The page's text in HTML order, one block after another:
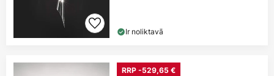
Ir noliktavā
RRP -529,65 €